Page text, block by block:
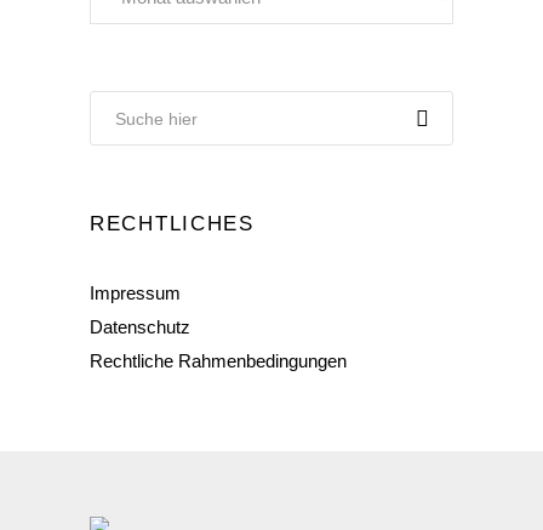
RECHTLICHES
Impressum
Datenschutz
Rechtliche Rahmenbedingungen